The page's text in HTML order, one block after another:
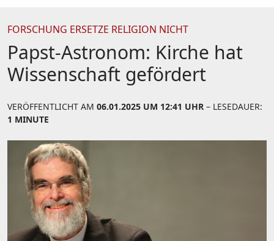
FORSCHUNG ERSETZE RELIGION NICHT
Papst-Astronom: Kirche hat
Wissenschaft gefördert
VERÖFFENTLICHT AM 06.01.2025 UM 12:41 UHR – LESEDAUER:
1 MINUTE